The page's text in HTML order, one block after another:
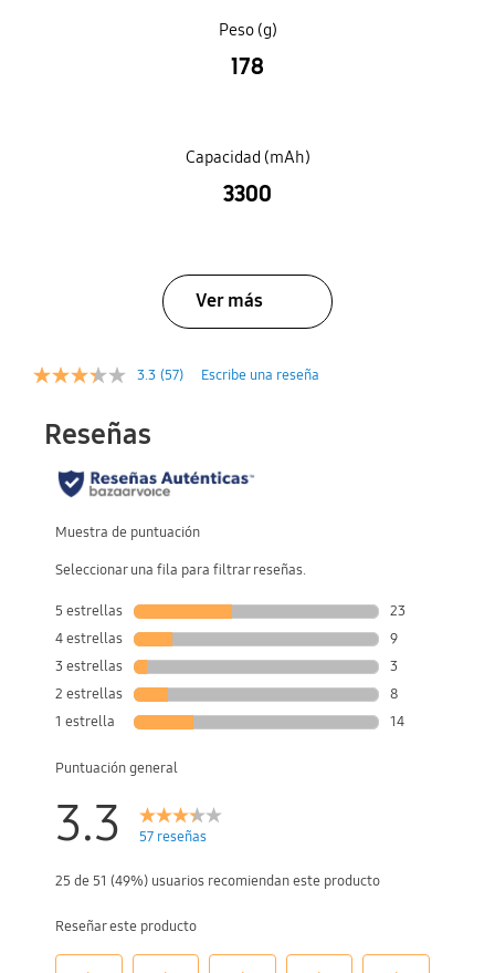
Peso (g)
178
Capacidad (mAh)
3300
Ver más
3.3 (57) Escribe una reseña